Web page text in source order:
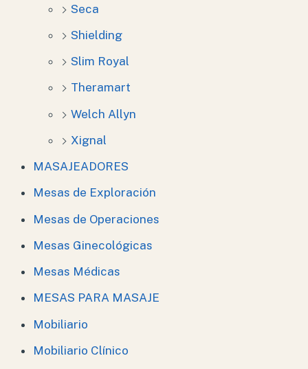
Seca
Shielding
Slim Royal
Theramart
Welch Allyn
Xignal
MASAJEADORES
Mesas de Exploración
Mesas de Operaciones
Mesas Ginecológicas
Mesas Médicas
MESAS PARA MASAJE
Mobiliario
Mobiliario Clínico